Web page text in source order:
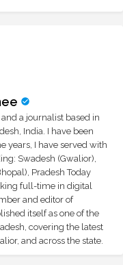
a journalist based in
India. I have been
years, I have served with
Swadesh (Gwalior),
Pradesh Today
full-time in digital
and editor of
itself as one of the
covering the latest
and across the state.